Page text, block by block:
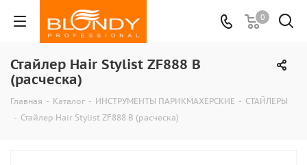
0
Стайлер Hair Stylist ZF888 B
(расческа)
Главная - Каталог - ИНСТРУМЕНТЫ ПАРИКМАХЕРСКИЕ - СТАЙЛЕРЫ
- Стайлер Hair Stylist ZF888 B (расческа)